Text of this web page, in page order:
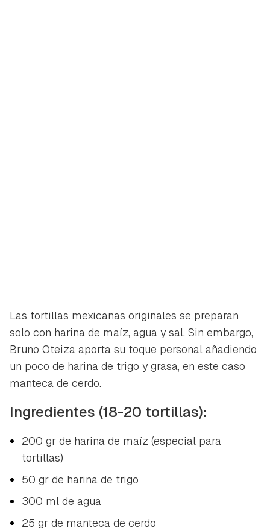
Las tortillas mexicanas originales se preparan
solo con harina de maíz, agua y sal. Sin embargo,
Bruno Oteiza aporta su toque personal añadiendo
un poco de harina de trigo y grasa, en este caso
manteca de cerdo.
Ingredientes (18-20 tortillas):
200 gr de harina de maíz (especial para
tortillas)
50 gr de harina de trigo
300 ml de agua
25 gr de manteca de cerdo